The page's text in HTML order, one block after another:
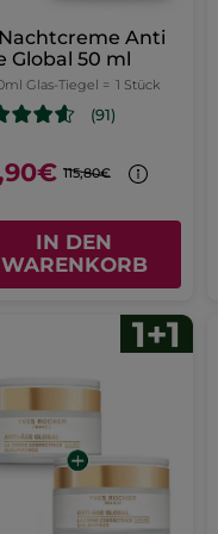
Nachtcreme Anti
Global 50 ml
Glas-Tiegel = 1 Stück
(91)
115,80€
IN DEN
WARENKORB